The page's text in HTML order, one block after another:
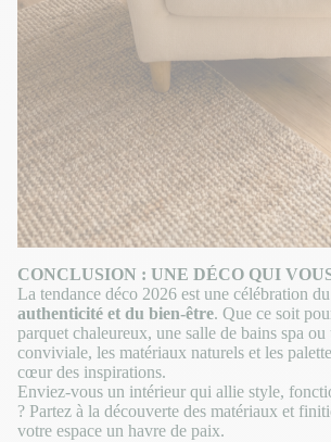
CONCLUSION : UNE DÉCO QUI
La tendance déco 2026 est une célébration du
authenticité et du bien-être. Que ce soit
parquet chaleureux, une salle de bains spa ou
conviviale, les matériaux naturels et les
cœur des inspirations.
Enviez-vous un intérieur qui allie style,
? Partez à la découverte des matériaux et
votre espace un havre de paix.